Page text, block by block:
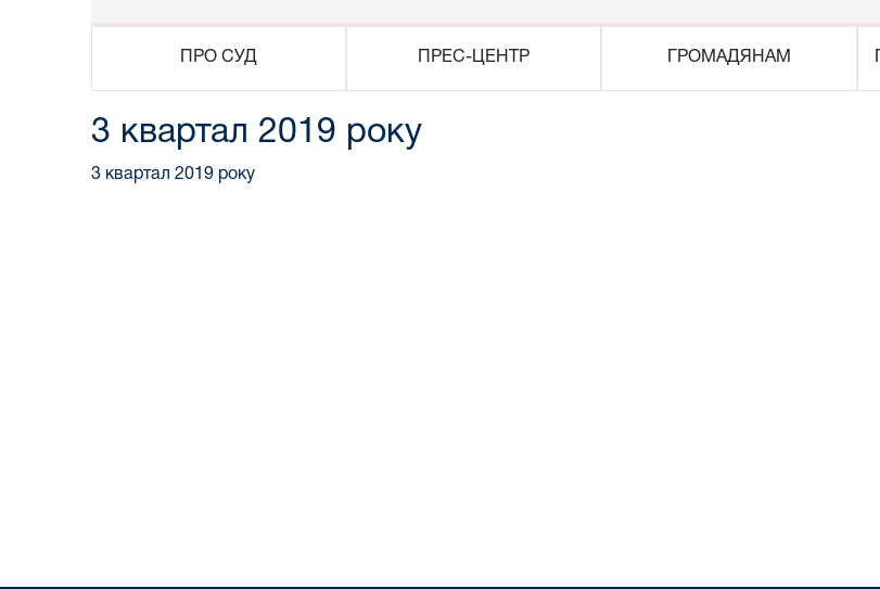
ПРО СУД ПРЕС-ЦЕНТР ГРОМАДЯНАМ
3 квартал 2019 року
3 квартал 2019 року